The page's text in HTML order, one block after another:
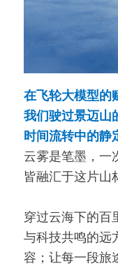
在飞轮大模型的
我们驶过景迈山
时间流转中的静
云雾是笔墨，一
皆融汇于这片山
穿过云海下的百
与科技共鸣的远
容；让每一段旅